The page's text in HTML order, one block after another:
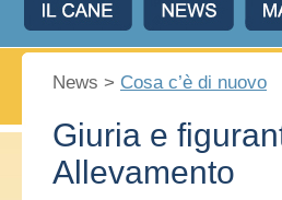
News > Cosa c’è di nuovo
Giuria e
Allevamento